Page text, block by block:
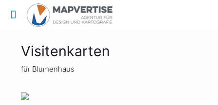
Visitenkarten
für Blumenhaus